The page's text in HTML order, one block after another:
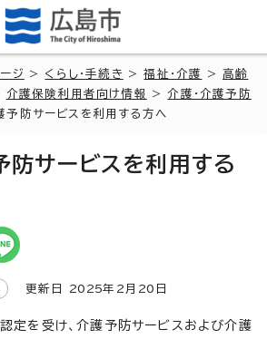
ジ > くらし・手続き >福祉・介護 >高齢
介護保険利用者向け情報 > 介護・介護予防
防サービスを利用する方へ
防サービスを利用する
更新日 2025年2月 20 日
定を受け、介護予防サービスおよび介護